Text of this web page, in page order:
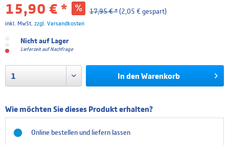
15,90 € * 17,95 € *(2,05 € gespart)
inkl. MwSt. zzgl. Versandkosten
Nicht auf Lager
Lieferzeit auf Nachfrage
In den Warenkorb
Wie möchten Sie dieses Produkt erhalten?
Online bestellen und liefern lassen